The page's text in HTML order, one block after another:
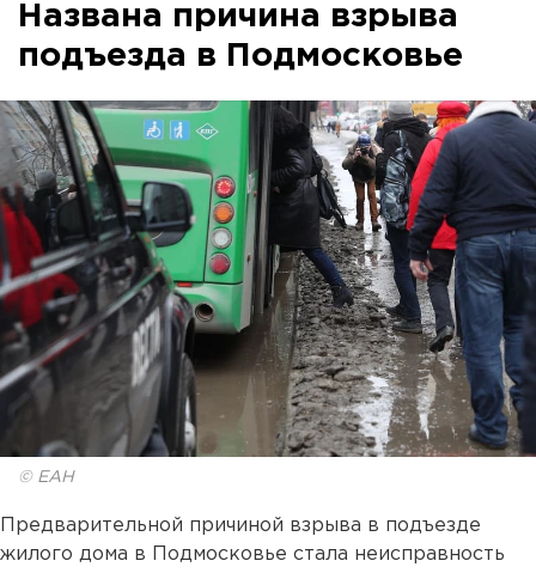
Названа причина взрыва
подъезда в Подмосковье
© ЕАН
Предварительной причиной взрыва в подъезде
жилого дома в Подмосковье стала неисправность